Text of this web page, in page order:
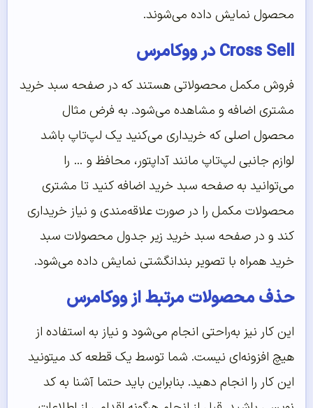
محصول نمایش داده می‌شوند.
Cross Sell در ووکامرس
فروش مکمل محصولاتی هستند که در صفحه سبد خرید
مشتری اضافه و مشاهده می‌شود. به فرض مثال
محصول اصلی که خریداری می‌کنید یک لپ‌‌‌‌‌تاپ باشد
لوازم جانبی لپ‌تاپ مانند آداپتور، محافظ و … را
می‌توانید به صفحه سبد خرید اضافه کنید تا مشتری
محصولات مکمل را در صورت علاقه‌مندی و نیاز خریداری
کند و در صفحه سبد خرید زیر جدول محصولات سبد
خرید همراه با تصویر بندانگشتی نمایش داده می‌شود.
حذف محصولات مرتبط از ووکامرس
این کار نیز به‌راحتی انجام می‌شود و نیاز به استفاده از
هیچ افزونه‌ای نیست. شما توسط یک قطعه کد میتونید
این کار را انجام دهید. بنابراین باید حتما آشنا به کد